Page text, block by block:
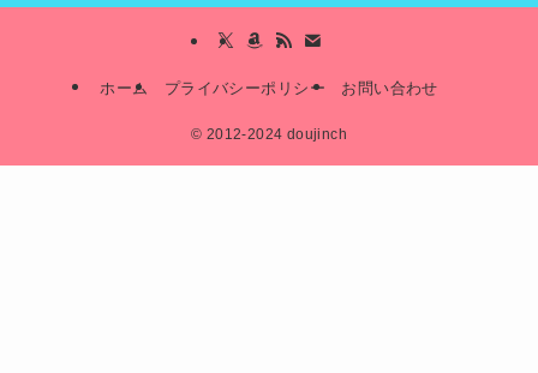
ホーム プライバシーポリシー お問い合わせ
© 2012-2024 doujinch